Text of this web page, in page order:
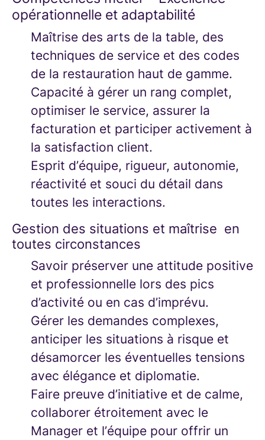
opérationnelle et adaptabilité
Maîtrise des arts de la table, des
techniques de service et des codes
de la restauration haut de gamme.
Capacité à gérer un rang complet,
optimiser le service, assurer la
facturation et participer activement à
la satisfaction client.
Esprit d’équipe, rigueur, autonomie,
réactivité et souci du détail dans
toutes les interactions.
Gestion des situations et maîtrise en
toutes circonstances
Savoir préserver une attitude positive
et professionnelle lors des pics
d’activité ou en cas d’imprévu.
Gérer les demandes complexes,
anticiper les situations à risque et
désamorcer les éventuelles tensions
avec élégance et diplomatie.
Faire preuve d’initiative et de calme,
collaborer étroitement avec le
Manager et l’équipe pour offrir un